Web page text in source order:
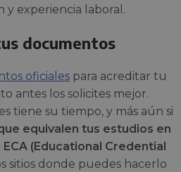
y experiencia laboral.
documentos
oficiales para acreditar tu
antes los solicites mejor.
tiene su tiempo, y más aún si
equivalen tus estudios en
(Educational Credential
sitios donde puedes hacerlo